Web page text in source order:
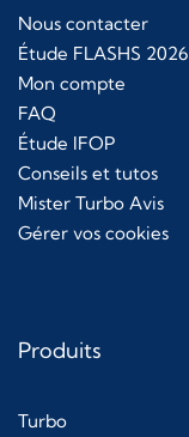
Nous contacter
Étude FLASHS 2026
Mon compte
FAQ
Étude IFOP
Conseils et tutos
Mister Turbo Avis
Gérer vos cookies
Produits
Turbo